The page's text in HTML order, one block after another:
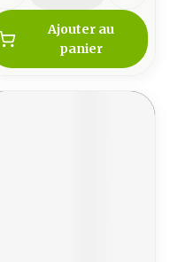
Ajouter au
panier